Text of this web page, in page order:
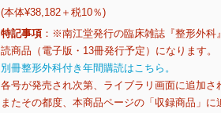
(本体¥38,182＋税10％)
特記事項
※南江堂発行の臨床雑誌『整形外科
読商品（電子版・13冊発行予定）になります。
別冊整形外科付き年間購読はこちら。
各号が発売され次第、ライブラリ画面に追加さ
またその都度、本商品ページの「収録商品」に